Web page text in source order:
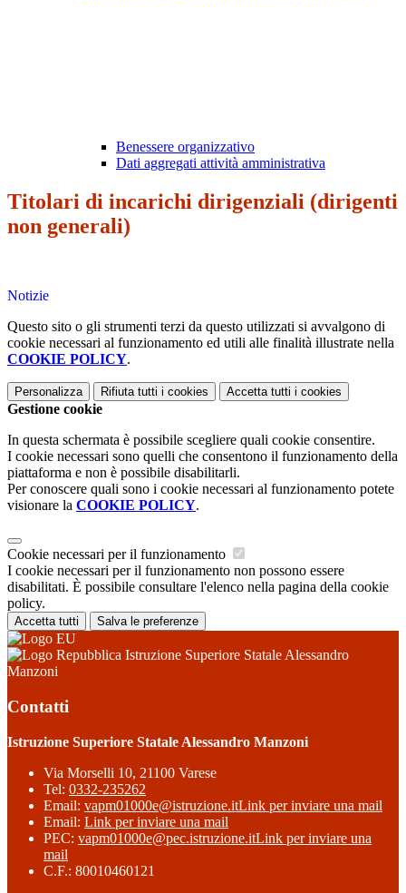
Benessere organizzativo
Dati aggregati attività amministrativa
Titolari di incarichi dirigenziali (dirigenti
non generali)
Notizie
Questo sito o gli strumenti terzi da questo utilizzati si avvalgono di
cookie necessari al funzionamento ed utili alle finalità illustrate nella
COOKIE POLICY.
Personalizza Rifiuta tutti i cookies Accetta tutti i cookies
Gestione cookie
In questa schermata è possibile scegliere quali cookie consentire.
I cookie necessari sono quelli che consentono il funzionamento della
piattaforma e non è possibile disabilitarli.
Per conoscere quali sono i cookie necessari al funzionamento potete
visionare la COOKIE POLICY.
Cookie necessari per il funzionamento
I cookie necessari per il funzionamento non possono essere
disabilitati. È possibile consultare l'elenco nella pagina della cookie
policy.
Accetta tutti Salva le preferenze
Istruzione Superiore Statale Alessandro
Manzoni
Contatti
Istruzione Superiore Statale Alessandro Manzoni
Via Morselli 10, 21100 Varese
Tel: 0332-235262
Email: vapm01000e@istruzione.itLink per inviare una mail
Email: Link per inviare una mail
PEC: vapm01000e@pec.istruzione.itLink per inviare una
mail
C.F.: 80010460121